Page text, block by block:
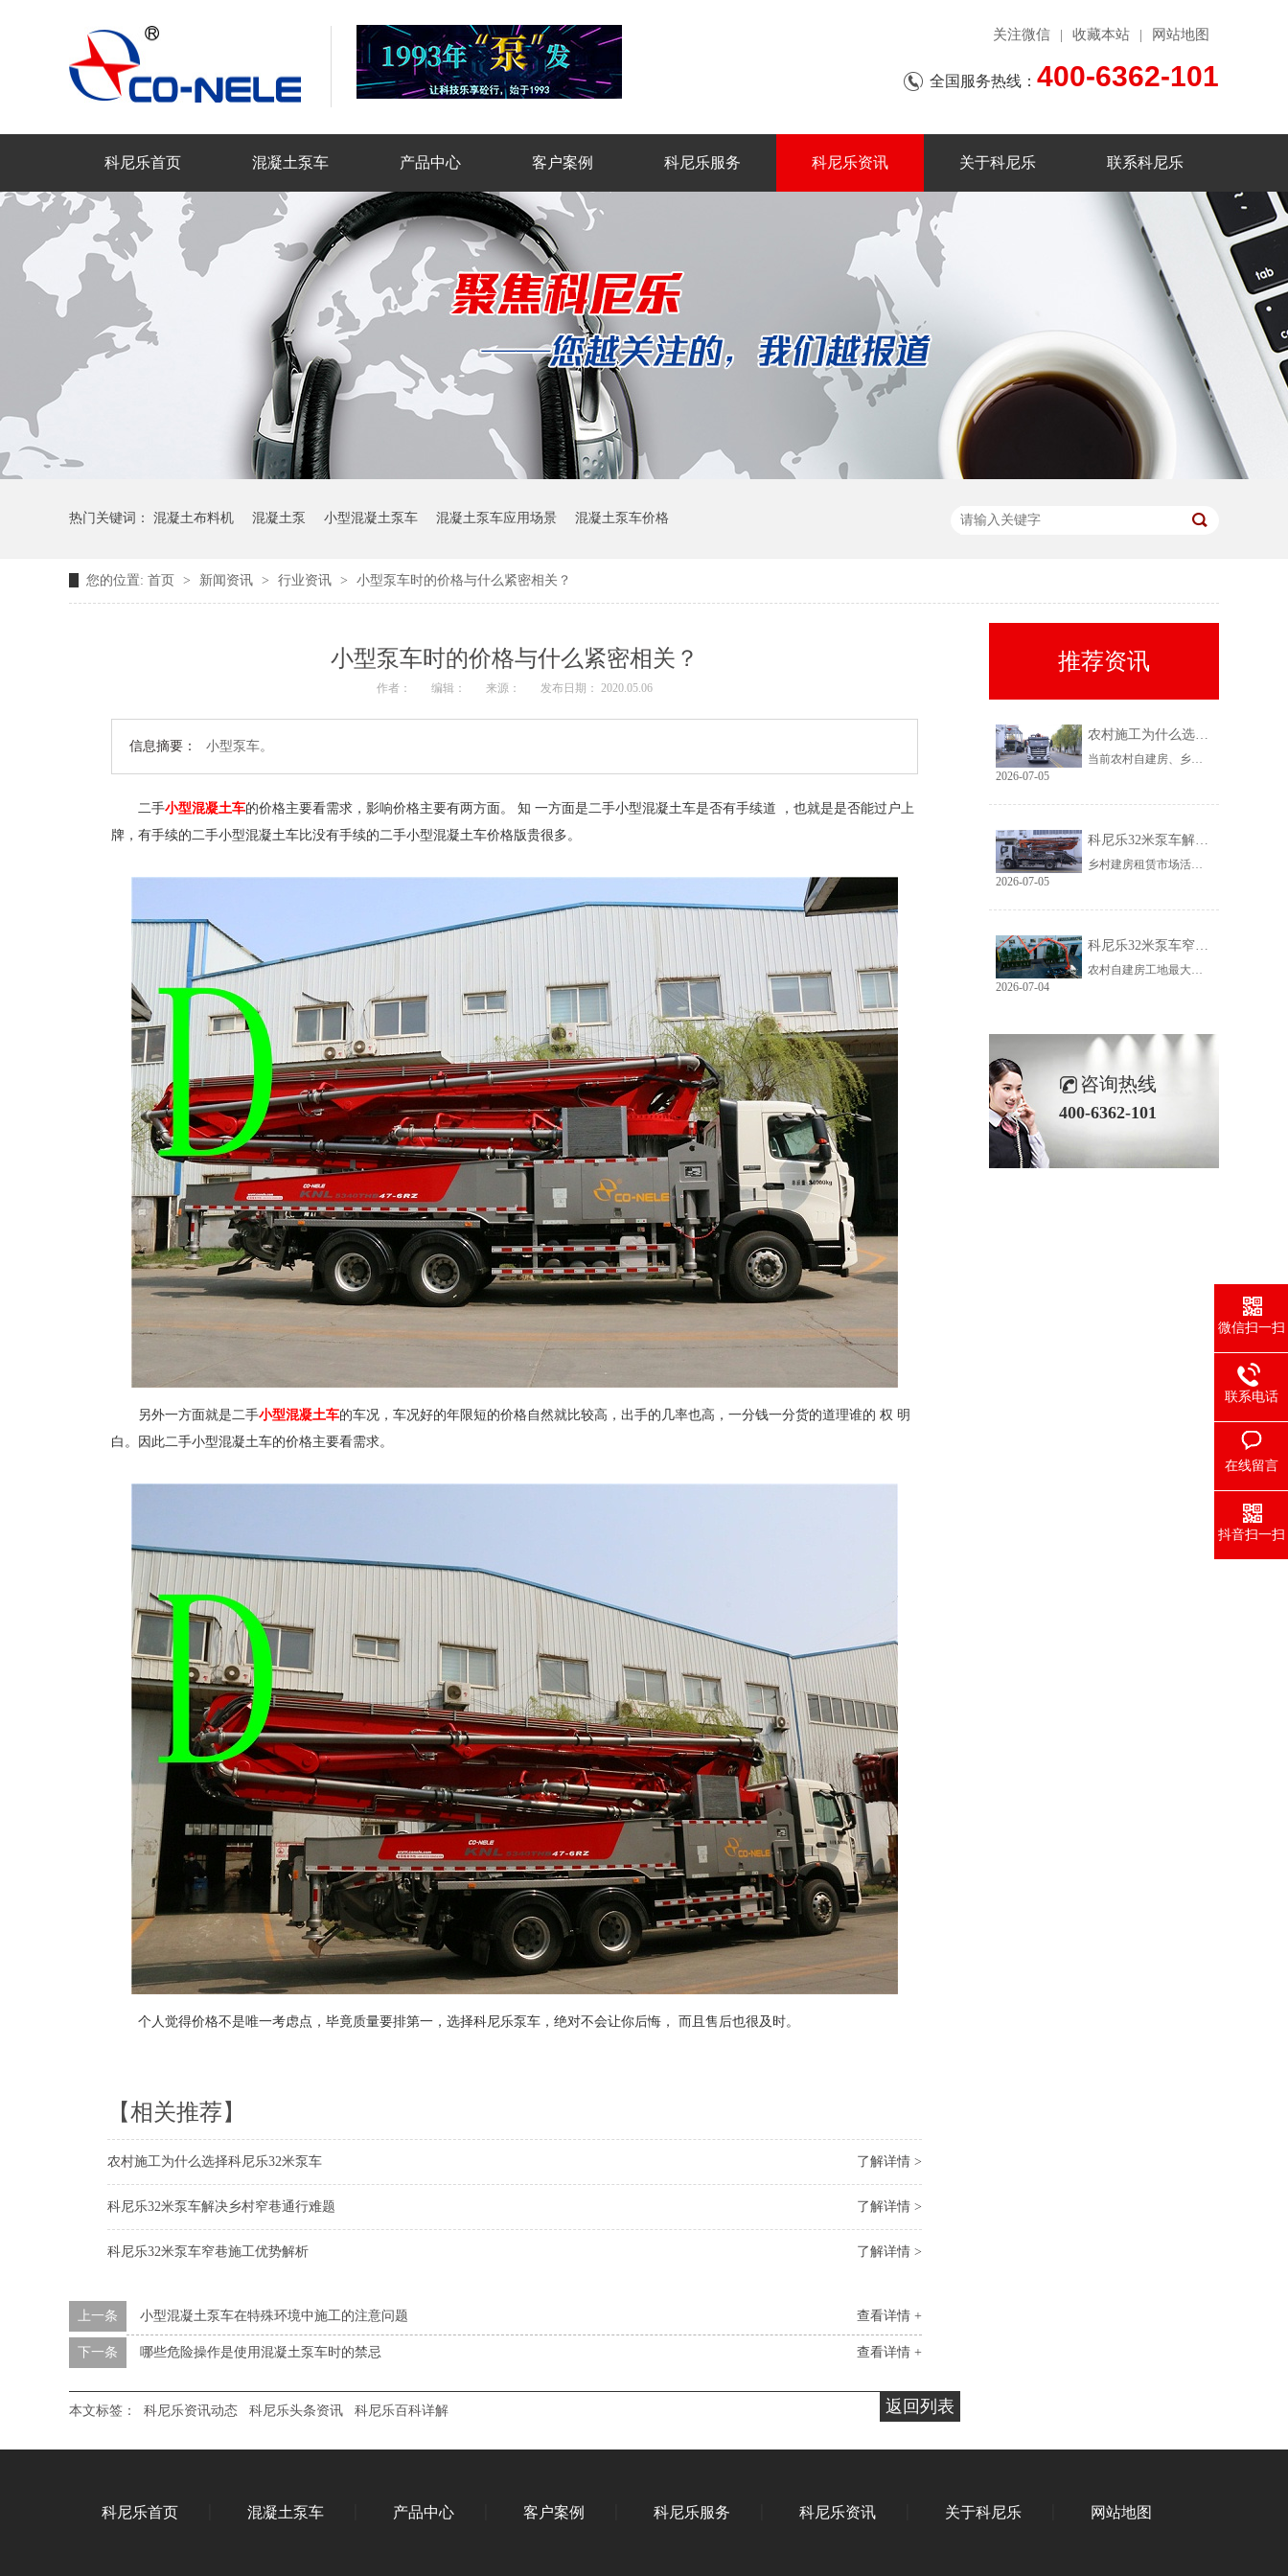
关注微信 收藏本站 网站地图
全国服务热线： 400-6362-101
科尼乐首页 混凝土泵车 产品中心 客户案例 科尼乐服务 科尼乐资讯 关于科尼乐 联系科尼乐
热门关键词： 混凝土布料机 混凝土泵 小型混凝土泵车 混凝土泵车应用场景 混凝土泵车价格
您的位置: 首页 > 新闻资讯 > 行业资讯 > 小型泵车时的价格与什么紧密相关？
小型泵车时的价格与什么紧密相关？
作者： 编辑： 来源： 发布日期： 2020.05.06
信息摘要： 小型泵车。
二手小型混凝土车的价格主要看需求，影响价格主要有两方面。 知 一方面是二手小型混凝土车是否有手续道
，也就是是否能过户上
牌，有手续的二手小型混凝土车比没有手续的二手小型混凝土车价格版贵很多。
另外一方面就是二手小型混凝土车的车况，车况好的年限短的价格自然就比较高，出手的几率也高，一分钱一分货的道理谁的 权 明
白。因此二手小型混凝土车的价格主要看需求。
个人觉得价格不是唯一考虑点，毕竟质量要排第一，选择科尼乐泵车，绝对不会让你后悔， 而且售后也很及时。
【相关推荐】
了解详情 >
农村施工为什么选择科尼乐32米泵车
了解详情 >
科尼乐32米泵车解决乡村窄巷通行难题
了解详情 >
科尼乐32米泵车窄巷施工优势解析
查看详情 +
上一条 小型混凝土泵车在特殊环境中施工的注意问题
查看详情 +
下一条 哪些危险操作是使用混凝土泵车时的禁忌
返回列表
本文标签： 科尼乐资讯动态 科尼乐头条资讯 科尼乐百科详解
推荐资讯
农村施工为什么选择科尼乐32米泵车
当前农村自建房、乡镇小型基建需求持续上涨，乡镇泵车租赁需求稳定、回款快，是很多租赁老板的核心盈利市场。但农村工况复杂、场地受限、料况不稳定，传统大机型进场难、闲置高，杂牌小机型配置缩水、故障多、运维贵。综合工况适配性、稳定性、性价比来看，科尼乐32米泵车凭借均衡的参数配置和乡镇专属性能，成为农村施工的黄金主力机型。
2026-07-05
科尼乐32米泵车解决乡村窄巷通行难题
乡村建房租赁市场活源充足，但普遍存在路况差、场地窄、就位难等问题。传统大臂架泵车车身宽、轴距长、支腿占用空间大，受限于乡村路况，大量乡镇工地无法进场施工，导致很多租赁老板明明有活却接不到，严重限制接单范围与全年收益。科尼乐32米泵车从结构层面专项优化，彻底破解乡村窄巷通行、就位、施工三大痛点。
2026-07-05
科尼乐32米泵车窄巷施工优势解析
农村自建房工地最大的特点就是空间受限，巷道窄、院落小、障碍物多。市面上多数常规泵车车身尺寸大、支腿跨度宽，往往出现能进村、进不了院、进院不能施工的尴尬情况，最后只能人工接管浇筑，施工慢、人工贵、甲方满意度低。想要拿下乡镇窄场活源，设备的窄巷适配能力是关键，科尼乐32米泵车针对性优化狭小场地性能，完美适配农村复杂工况。
2026-07-04
咨询热线
400-6362-101
科尼乐首页 混凝土泵车 产品中心 客户案例 科尼乐服务 科尼乐资讯 关于科尼乐 网站地图
微信扫一扫
联系电话
在线留言
抖音扫一扫